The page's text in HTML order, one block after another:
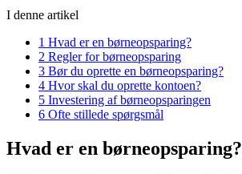
I denne artikel
1 Hvad er en børneopsparing?
2 Regler for børneopsparing
3 Bør du oprette en børneopsparing?
4 Hvor skal du oprette kontoen?
5 Investering af børneopsparingen
6 Ofte stillede spørgsmål
Hvad er en børneopsparing?